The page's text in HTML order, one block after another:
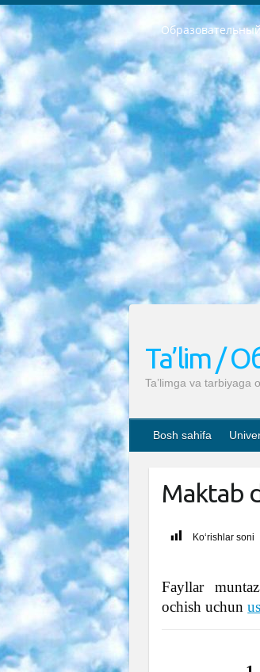
РЕСПУБЛИКА УЗБЕКИСТАН МИНИСТРЕРСТВО ДОШКОЛЬНОГО И ШКОЛЬНОГО ОБРАЗОВАНИЯ КОМАНДА в общеобразовательных учреждениях в 2023-2024 учебном году организация и проведение итоговой государственной аттестации обучающихся о Министра дошкольного и школьного образования Республики Узбекистан от 4 марта 2008 года (постановлением Минюста от 20 марта 2008 года № 1778 государственной регистрации) «Итоговое состояние учащихся общего среднего образования на основании положения об утверждении положения об аттестации общего среднего образования выпускной экзамен студентов в образовательных учреждениях в 2023-2024 учебном году В целях организации и прохождения аттестации приказываю: 1. Следующее: перечень предметов, по которым будет проводиться итоговая государственная аттестация и экзамен формы перевода согласно приложению 1; сертификаты международного образца, оценивающие уровень владения иностранными языками перечень согласно приложению 2; 2. Педагогический при специализированных образовательных учреждениях. научно-практический центр квалификации и международной оценки (Д.Давидова) 2024 г. До 25 марта: задания по предметам, по которым будет проводиться итоговая аттестация разработка и утверждение технических условий; итоговая аттестация на
Ta’lim /
Ta’limga va tarbiyaga
Bosh sahifa
Maktab
Ko‘rishlar soni
Fayllar
ochish uchun